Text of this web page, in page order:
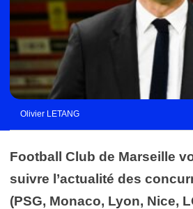
Olivier LETANG
Football Club de Marseille
suivre l’actualité des
(PSG, Monaco, Lyon, Nice,